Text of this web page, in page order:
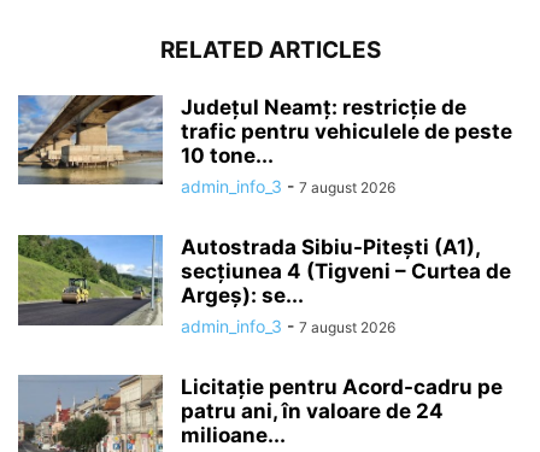
RELATED ARTICLES
Județul Neamț: restricție de
trafic pentru vehiculele de peste
10 tone...
admin_info_3 - 7 august 2026
Autostrada Sibiu-Pitești (A1),
secțiunea 4 (Tigveni – Curtea de
Argeș): se...
admin_info_3 - 7 august 2026
Licitație pentru Acord-cadru pe
patru ani, în valoare de 24
milioane...